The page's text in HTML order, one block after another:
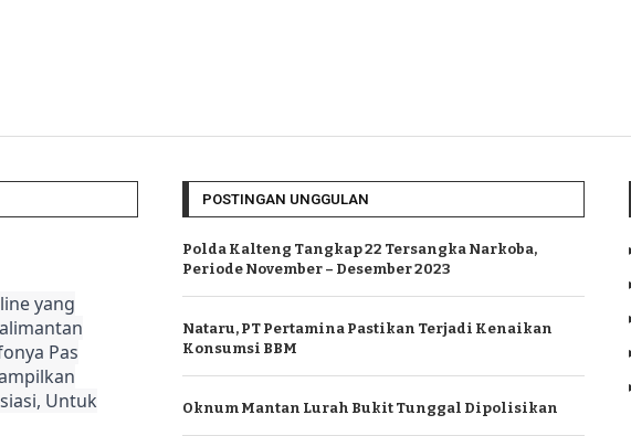
yang
Pas
Untuk
POSTINGAN UNGGULAN
Polda Kalteng Tangkap 22 Tersangka Narkoba,
Periode November – Desember 2023
Nataru, PT Pertamina Pastikan Terjadi Kenaikan
Konsumsi BBM
Oknum Mantan Lurah Bukit Tunggal Dipolisikan